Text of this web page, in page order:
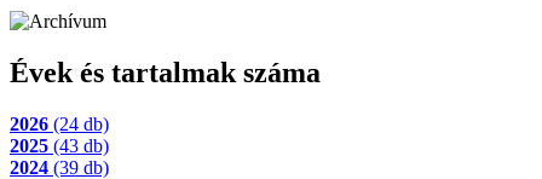
Évek és tartalmak száma
2026 (24 db)
2025 (43 db)
2024 (39 db)